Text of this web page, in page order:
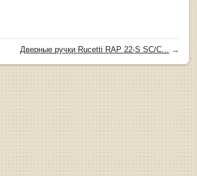
Дверные ручки Rucetti RAP 22-S SC/C... →